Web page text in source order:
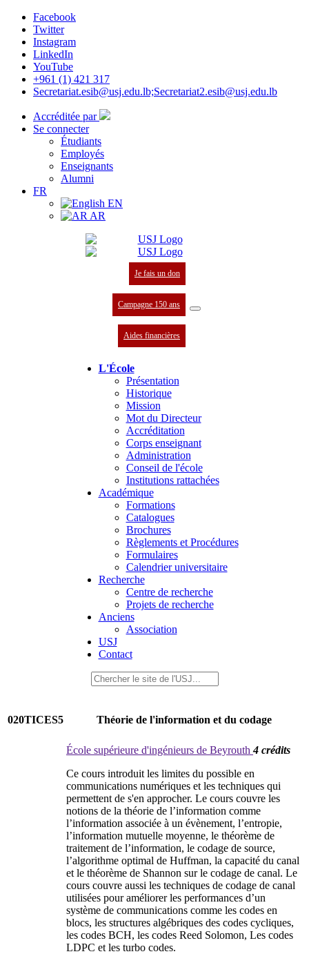
Facebook
Twitter
Instagram
LinkedIn
YouTube
+961 (1) 421 317
Secretariat.esib@usj.edu.lb;Secretariat2.esib@usj.edu.lb
Accréditée par
Se connecter
Étudiants
Employés
Enseignants
Alumni
FR
EN
AR
Je fais un don
Campagne 150 ans
Aides financières
L'École
Présentation
Historique
Mission
Mot du Directeur
Accréditation
Corps enseignant
Administration
Conseil de l'école
Institutions rattachées
Académique
Formations
Catalogues
Brochures
Règlements et Procédures
Formulaires
Calendrier universitaire
Recherche
Centre de recherche
Projets de recherche
Anciens
Association
USJ
Contact
020TICES5 Théorie de l'information et du codage
École supérieure d'ingénieurs de Beyrouth4 crédits
Ce cours introduit les limites du possible en
communications numériques et les techniques qui
permettent de s'en approcher. Le cours couvre les
notions de la théorie de l’information comme
l’information associée à un évènement, l’entropie,
l’information mutuelle moyenne, le théorème de
traitement de l’information, le codage de source,
l’algorithme optimal de Huffman, la capacité du canal
et le théorème de Shannon sur le codage de canal. Le
cours couvre aussi les techniques de codage de canal
utilisées pour améliorer les performances d’un
système de communications comme les codes en
blocs, les structures algébriques des codes cycliques,
les codes BCH, les codes Reed Solomon, Les codes
LDPC et les turbo codes.